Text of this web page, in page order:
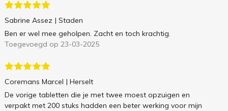
Sabrine Assez | Staden
Ben er wel mee geholpen. Zacht en toch krachtig.
Toegevoegd op 23-03-2025
Coremans Marcel | Herselt
De vorige tabletten die je met twee moest opzuigen en
verpakt met 200 stuks hadden een beter werking voor mijn